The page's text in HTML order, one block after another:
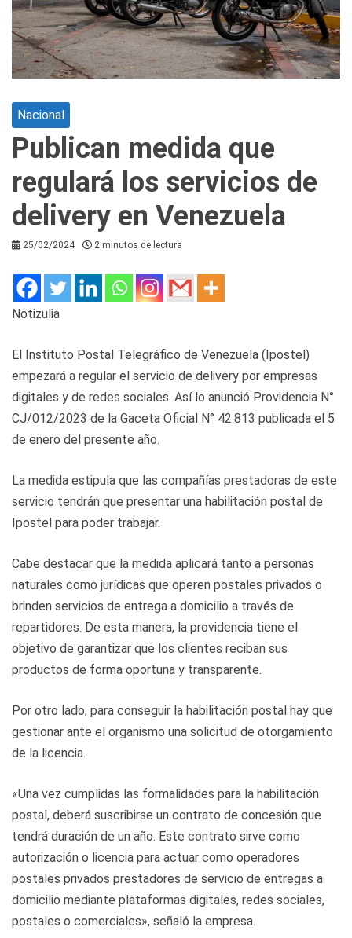
Nacional
Publican medida que
regulará los servicios de
delivery en Venezuela
25/02/2024 2 minutos de lectura
Notizulia
El Instituto Postal Telegráfico de Venezuela (Ipostel)
empezará a regular el servicio de delivery por empresas
digitales y de redes sociales. Así lo anunció Providencia N°
CJ/012/2023 de la Gaceta Oficial N° 42.813 publicada el 5
de enero del presente año.
La medida estipula que las compañías prestadoras de este
servicio tendrán que presentar una habilitación postal de
Ipostel para poder trabajar.
Cabe destacar que la medida aplicará tanto a personas
naturales como jurídicas que operen postales privados o
brinden servicios de entrega a domicilio a través de
repartidores. De esta manera, la providencia tiene el
objetivo de garantizar que los clientes reciban sus
productos de forma oportuna y transparente.
Por otro lado, para conseguir la habilitación postal hay que
gestionar ante el organismo una solicitud de otorgamiento
de la licencia.
«Una vez cumplidas las formalidades para la habilitación
postal, deberá suscribirse un contrato de concesión que
tendrá duración de un año. Este contrato sirve como
autorización o licencia para actuar como operadores
postales privados prestadores de servicio de entregas a
domicilio mediante plataformas digitales, redes sociales,
postales o comerciales», señaló la empresa.